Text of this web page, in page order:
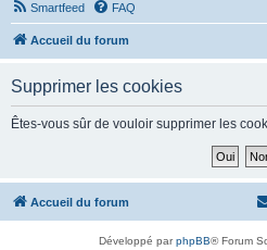
Smartfeed FAQ
Accueil du forum
Supprimer les cookies
Êtes-vous sûr de vouloir supprimer les
Accueil du forum
Développé parphpBB® Forum